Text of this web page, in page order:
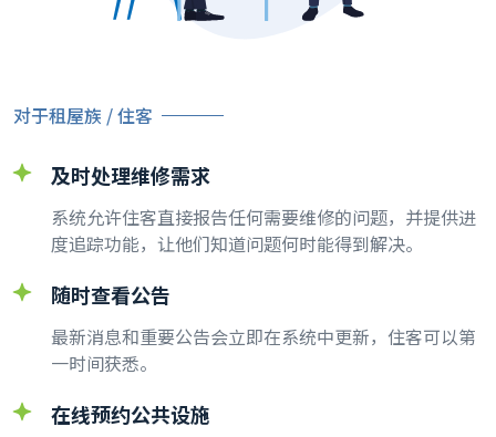
对于租屋族 / 住客
及时处理维修需求
系统允许住客直接报告任何需要维修的问题，并提供进
度追踪功能，让他们知道问题何时能得到解决。
随时查看公告
最新消息和重要公告会立即在系统中更新，住客可以第
一时间获悉。
在线预约公共设施